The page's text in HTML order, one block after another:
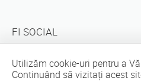
FI SOCIAL
Utilizăm cookie-uri pentru a
Continuând să vizitați acest